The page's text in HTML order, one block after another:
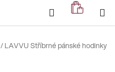
Hledat
KOŠÍK
/ LAVVU Stříbrné pánské hodinky